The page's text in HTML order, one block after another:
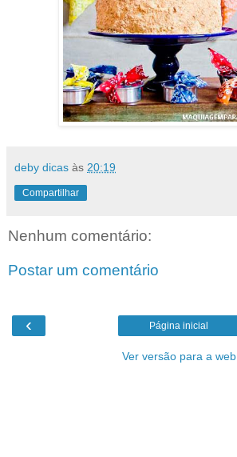
deby dicas às 20:19
Compartilhar
Nenhum comentário:
Postar um comentário
‹ Página inicial
Ver versão para a web